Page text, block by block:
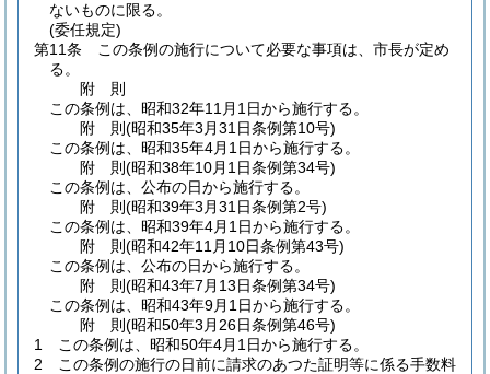
ないものに限る。
(委任規定)
第11条
この条例の施行について必要な事項は、市長が定め
る。
附 則
この条例は、昭和32年11月1日から施行する。
附 則(昭和35年3月31日条例第10号)
この条例は、昭和35年4月1日から施行する。
附 則(昭和38年10月1日条例第34号)
この条例は、公布の日から施行する。
附 則(昭和39年3月31日条例第2号)
この条例は、昭和39年4月1日から施行する。
附 則(昭和42年11月10日条例第43号)
この条例は、公布の日から施行する。
附 則(昭和43年7月13日条例第34号)
この条例は、昭和43年9月1日から施行する。
附 則(昭和50年3月26日条例第46号)
1
この条例は、昭和50年4月1日から施行する。
2
この条例の施行の日前に請求のあつた証明等に係る手数料